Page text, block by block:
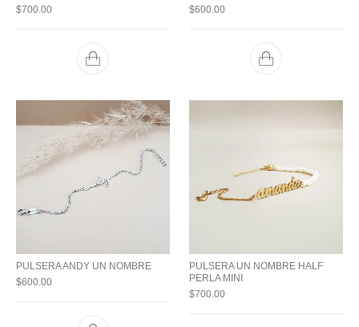
$700.00
$600.00
PULSERA ANDY UN NOMBRE
$600.00
PULSERA UN NOMBRE HALF
PERLA MINI
$700.00